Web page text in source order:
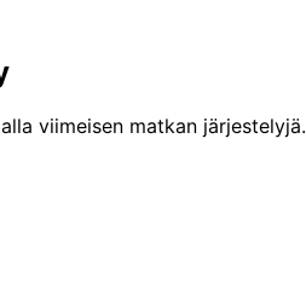
viimeisen matkan järjestelyjä.